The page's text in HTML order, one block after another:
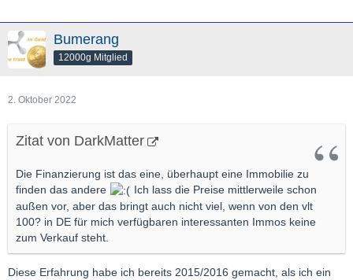
Bumerang
12000g Mitglied
2. Oktober 2022
Zitat von DarkMatter
Die Finanzierung ist das eine, überhaupt eine Immobilie zu
finden das andere
Ich lass die Preise mittlerweile schon
außen vor, aber das bringt auch nicht viel, wenn von den vlt
100? in DE für mich verfügbaren interessanten Immos keine
zum Verkauf steht.
Diese Erfahrung habe ich bereits 2015/2016 gemacht, als ich ein